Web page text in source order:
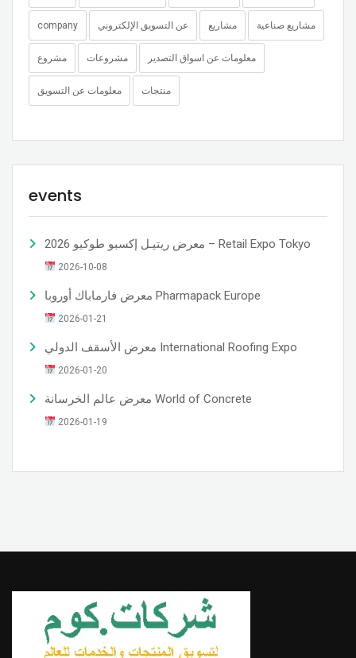
company عن التسويق الإلكتروني مشاريع مشاريع صناعية
مشروع مشروعات معلومات عن اسواق التصدير
معلومات عن التسويق منتجات
events
معرض ريتيـل إكسبو طوكيو 2026 – Retail Expo Tokyo
2026-10-08
معرض فارماباك أوروبا Pharmapack Europe
2026-01-21
معرض الأسقف الدولي International Roofing Expo
2026-01-20
معرض عالم الخرسانة World of Concrete
2026-01-19